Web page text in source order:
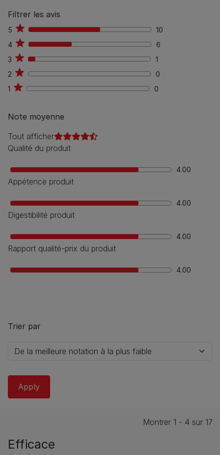
Filtrer les avis
5 10
10
4
6
6
3
1
1
2
0
0
1
0 0
Note moyenne
Tout afficher
Qualité du produit
4.00
Appétence produit
4.00
Digestibilité produit
4.00
Rapport qualité-prix du produit
4.00
Trier par
Montrer 1 - 4 sur 17
Efficace